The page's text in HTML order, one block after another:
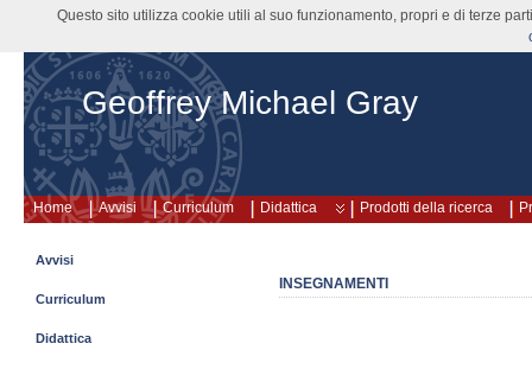
Geoffrey Michael Gray
Home Avvisi Curriculum Didattica Prodotti della ricerca
INSEGNAMENTI
Avvisi
Curriculum
Didattica
Questo sito utilizza cookie utili al suo funzionamento, propri e di terze